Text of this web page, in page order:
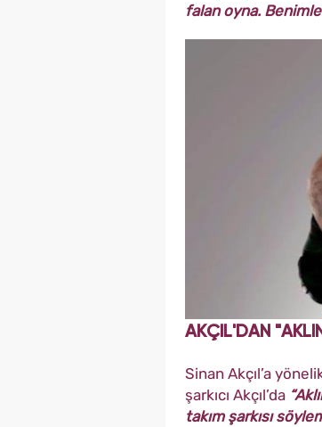
falan oyna.
AKÇIL'DAN
Sinan Akçıl’a
şarkıcı Akçıl’da
takım şarkısı